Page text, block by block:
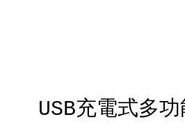
USB充電式多